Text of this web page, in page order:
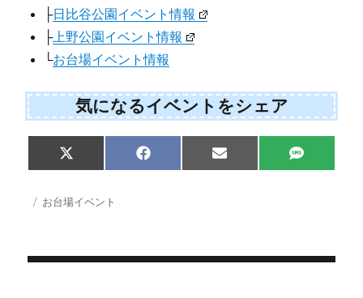
├日比谷公園イベント情報
├上野公園イベント情報
└お台場イベント情報
気になるイベントをシェア
Share
on
X
(
w
i
r
Share
on
F
a
Share
on
E
m
Share
on
S
M
投 カ
お台場イベント